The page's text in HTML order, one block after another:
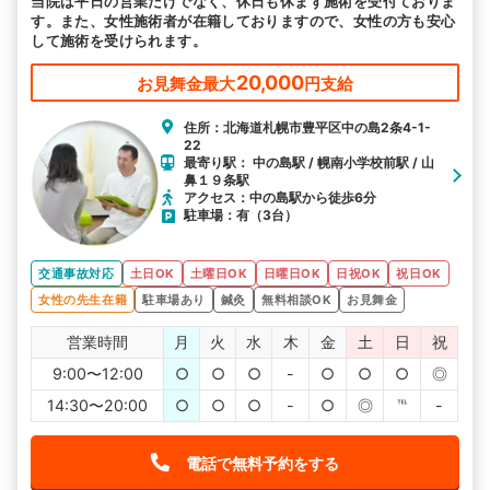
す。また、女性施術者が在籍しておりますので、女性の方も安心
して施術を受けられます。
お見舞金最大20,000円支給
住所：北海道札幌市豊平区中の島2条4-1-
22
最寄り駅： 中の島駅 / 幌南小学校前駅 / 山
鼻１９条駅
アクセス：中の島駅から徒歩6分
駐車場：有（3台）
交通事故対応 土日OK 土曜日OK 日曜日OK 日祝OK
祝日OK
女性の先生在籍
駐車場あり 鍼灸 無料相談OK お見舞金
営業時間 月 火 水 木 金 土 日
祝
9:00〜12:00
○ ○ ○ - ○ ○ ○
◎
14:30〜20:00
○ ○ ○ - ○ ◎ ℡ -
電話で無料予約をする